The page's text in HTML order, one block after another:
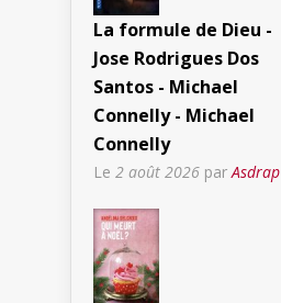
La formule de Dieu -
Jose Rodrigues Dos
Santos - Michael
Connelly - Michael
Connelly
Le 2 août 2026 parAsdrap